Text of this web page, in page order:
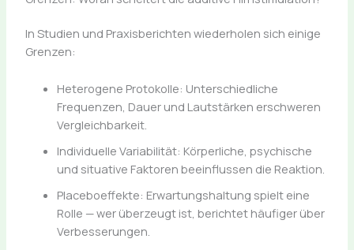
In Studien und Praxisberichten wiederholen sich einige
Grenzen:
Heterogene Protokolle: Unterschiedliche
Frequenzen, Dauer und Lautstärken erschweren
Vergleichbarkeit.
Individuelle Variabilität: Körperliche, psychische
und situative Faktoren beeinflussen die Reaktion.
Placeboeffekte: Erwartungshaltung spielt eine
Rolle — wer überzeugt ist, berichtet häufiger über
Verbesserungen.